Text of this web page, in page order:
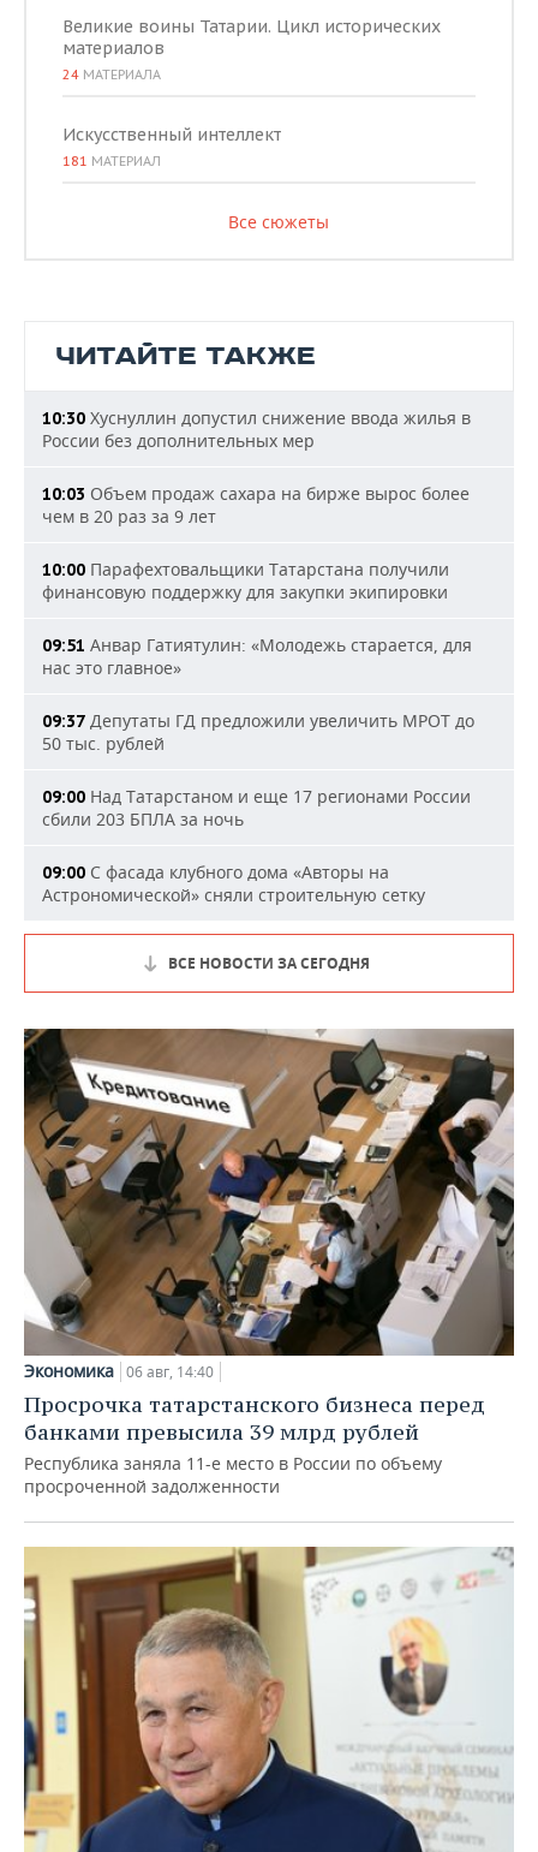
Великие воины Татарии. Цикл исторических
материалов
24 МАТЕРИАЛА
Искусственный интеллект
181 МАТЕРИАЛ
Все сюжеты
ЧИТАЙТЕ ТАКЖЕ
10:30 Хуснуллин допустил снижение ввода жилья в
России без дополнительных мер
10:03 Объем продаж сахара на бирже вырос более
чем в 20 раз за 9 лет
10:00 Парафехтовальщики Татарстана получили
финансовую поддержку для закупки экипировки
09:51 Анвар Гатиятулин: «Молодежь старается, для
нас это главное»
09:37 Депутаты ГД предложили увеличить МРОТ до
50 тыс. рублей
09:00 Над Татарстаном и еще 17 регионами России
сбили 203 БПЛА за ночь
09:00 С фасада клубного дома «Авторы на
Астрономической» сняли строительную сетку
ВСЕ НОВОСТИ ЗА СЕГОДНЯ
Экономика 06 авг, 14:40
Просрочка татарстанского бизнеса перед
банками превысила 39 млрд рублей
Республика заняла 11-е место в России по объему
просроченной задолженности